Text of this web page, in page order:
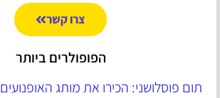
צרו קשר
הפופולרים ביותר
תום פוסלושני: הכירו את מותג האופנועים hasqvarna